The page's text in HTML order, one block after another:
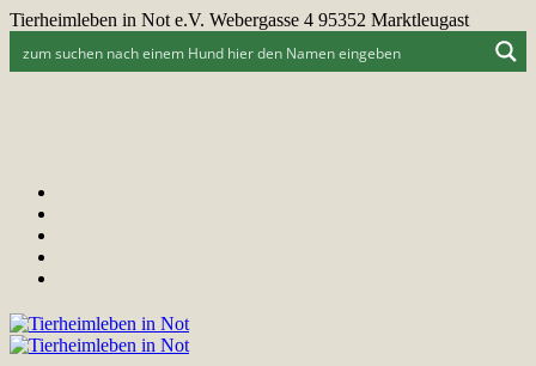
Tierheimleben in Not e.V. Webergasse 4 95352 Marktleugast